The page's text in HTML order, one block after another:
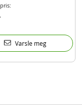
Varsle meg